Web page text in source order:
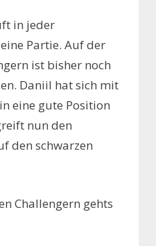
in jeder
Partie. Auf der
ist bisher noch
Daniil hat sich mit
eine gute Position
nun den
den schwarzen
Challengern gehts